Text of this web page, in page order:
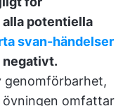
potentiella
svan-händelser
negativt.
genomförbarhet,
övningen omfattar